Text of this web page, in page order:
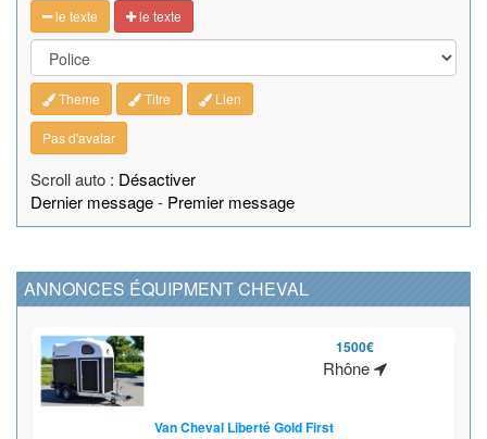
le texte le texte
Theme Titre Lien
Pas d'avatar
Scroll auto : Désactiver
Dernier message- Premier message
ANNONCES ÉQUIPMENT CHEVAL
1500€
Rhône
Van Cheval Liberté Gold First